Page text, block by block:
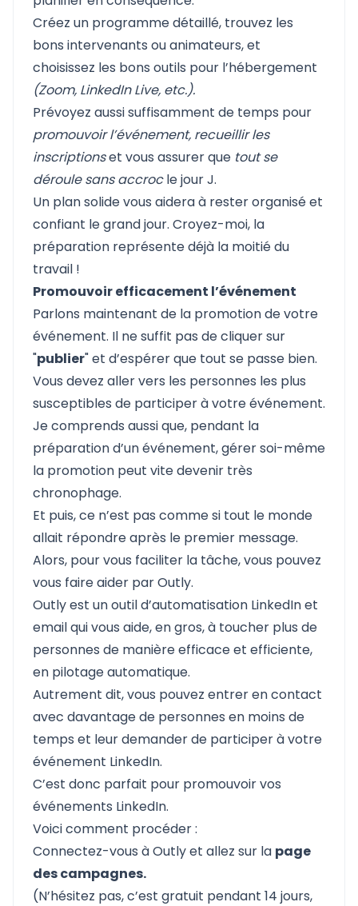
Créez un programme détaillé, trouvez les
bons intervenants ou animateurs, et
choisissez les bons outils pour l’hébergement
(Zoom, LinkedIn Live, etc.).
Prévoyez aussi suffisamment de temps pour
promouvoir l’événement, recueillir les
inscriptionset vous assurer que tout se
déroule sans accrocle jour J.
Un plan solide vous aidera à rester organisé et
confiant le grand jour. Croyez-moi, la
préparation représente déjà la moitié du
travail !
Promouvoir efficacement l’événement
Parlons maintenant de la promotion de votre
événement. Il ne suffit pas de cliquer sur
"publier" et d’espérer que tout se passe bien.
Vous devez aller vers les personnes les plus
susceptibles de participer à votre événement.
Je comprends aussi que, pendant la
préparation d’un événement, gérer soi-même
la promotion peut vite devenir très
chronophage.
Et puis, ce n’est pas comme si tout le monde
allait répondre après le premier message.
Alors, pour vous faciliter la tâche, vous pouvez
vous faire aider parOutly.
Outly est un outil d’automatisation LinkedIn et
email qui vous aide, en gros, à toucher plus de
personnes de manière efficace et efficiente,
en pilotage automatique.
Autrement dit, vous pouvez entrer en contact
avec davantage de personnes en moins de
temps et leur demander de participer à votre
événement LinkedIn.
C’est donc parfait pour promouvoir vos
événements LinkedIn.
Voici comment procéder :
Connectez-vous à Outlyet allez sur la page
des campagnes.
(N’hésitez pas, c’est gratuit pendant 14 jours,